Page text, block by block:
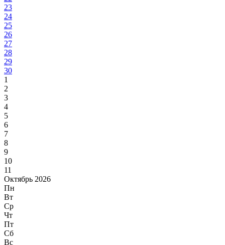
23
24
25
26
27
28
29
30
1
2
3
4
5
6
7
8
9
10
11
Октябрь 2026
Пн
Вт
Ср
Чт
Пт
Сб
Вс